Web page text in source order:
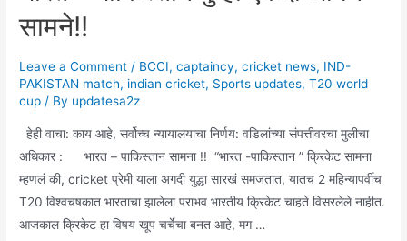
साठी
सेलेक्शन.
team
selection
World
Cup)
जाणून
घ्या,
कोणकोणते
b
o
o
k
p
p
सामने!!
Leave a Comment / BCCI,captaincy,cricket news, IND-
PAKISTAN match, indian cricket, Sports updates,T20 world
cup / By updatesa2z
हेही वाचा: काय आहे, सर्वोच्च न्यायालयाचा निर्णय: वडिलांच्या संपत्तीवरचा मुलीचा
अधिकार : भारत – पाकिस्तान सामना !! “भारत -पाकिस्तान ” क्रिकेट सामना
म्हणलं की, cricket प्रेमी याला अगदी युद्धा सारखं समजतात, यातच 2 महिन्यापर्वीच
T20 विश्वचषकात भारताचा झालेला पराभव भारतीय क्रिकेट चाहते विसरलेले नाहीत.
आजकाल क्रिकेट हा विषय खूप चर्चेचा बनत आहे, मग …